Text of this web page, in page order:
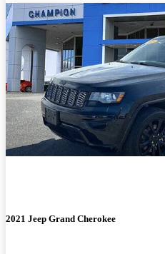
2021 Jeep Grand Cherokee